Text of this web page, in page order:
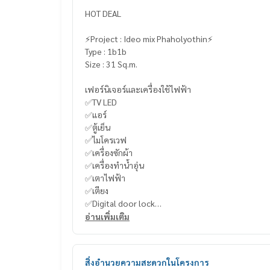
HOT DEAL
⚡️Project : Ideo mix Phaholyothin⚡️
Type : 1b1b
Size : 31 Sq.m.
เฟอร์นิเจอร์และเครื่องใช้ไฟฟ้า
✅TV LED
✅แอร์
✅ตู้เย็น
✅ไมโครเวฟ
✅เครื่องซักผ้า
✅เครื่องทำน้ำอุ่น
✅เตาไฟฟ้า
✅เตียง
✅Digital door lock
You can inbox or dm to ask more information, It’s
อ่านเพิ่มเติม
สิ่งอำนวยความสะดวกในโครงการ